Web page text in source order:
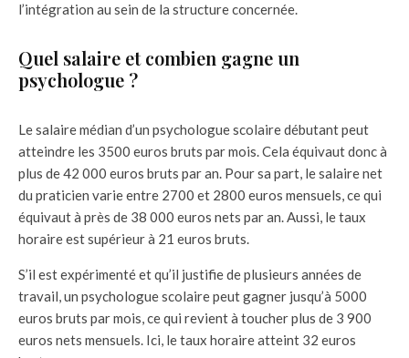
l’intégration au sein de la structure concernée.
Quel salaire et combien gagne un
psychologue ?
Le salaire médian d’un psychologue scolaire débutant peut
atteindre les 3500 euros bruts par mois. Cela équivaut donc à
plus de 42 000 euros bruts par an. Pour sa part, le salaire net
du praticien varie entre 2700 et 2800 euros mensuels, ce qui
équivaut à près de 38 000 euros nets par an. Aussi, le taux
horaire est supérieur à 21 euros bruts.
S’il est expérimenté et qu’il justifie de plusieurs années de
travail, un psychologue scolaire peut gagner jusqu’à 5000
euros bruts par mois, ce qui revient à toucher plus de 3 900
euros nets mensuels. Ici, le taux horaire atteint 32 euros